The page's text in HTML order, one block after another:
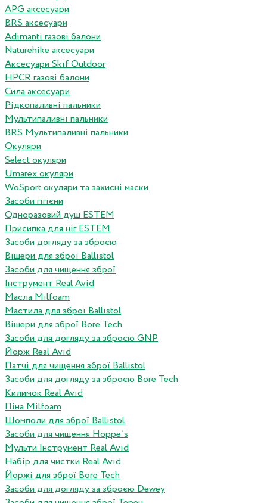
APG аксесуари
BRS аксесуари
Adimanti газові балони
Naturehike аксесуари
Аксесуари Skif Outdoor
HPCR газові балони
Сила аксесуари
Рідкопаливні пальники
Мультипаливні пальники
BRS Мультипаливні пальники
Окуляри
Select окуляри
Umarex окуляри
WoSport окуляри та захисні маски
Засоби гігієни
Одноразовий душ ESTEM
Присипка для ніг ESTEM
Засоби догляду за зброєю
Вішери для зброї Ballistol
Засоби для чищення зброї
Інструмент Real Avid
Масла Milfoam
Мастила для зброї Ballistol
Вішери для зброї Bore Tech
Засоби для догляду за зброєю GNP
Йорж Real Avid
Патчі для чищення зброї Ballistol
Засоби для догляду за зброєю Bore Tech
Килимок Real Avid
Піна Milfoam
Шомполи для зброї Ballistol
Засоби для чищення Hoppe`s
Мульти Інструмент Real Avid
Набір для чистки Real Avid
Йоржі для зброї Bore Tech
Засоби для догляду за зброєю Dewey